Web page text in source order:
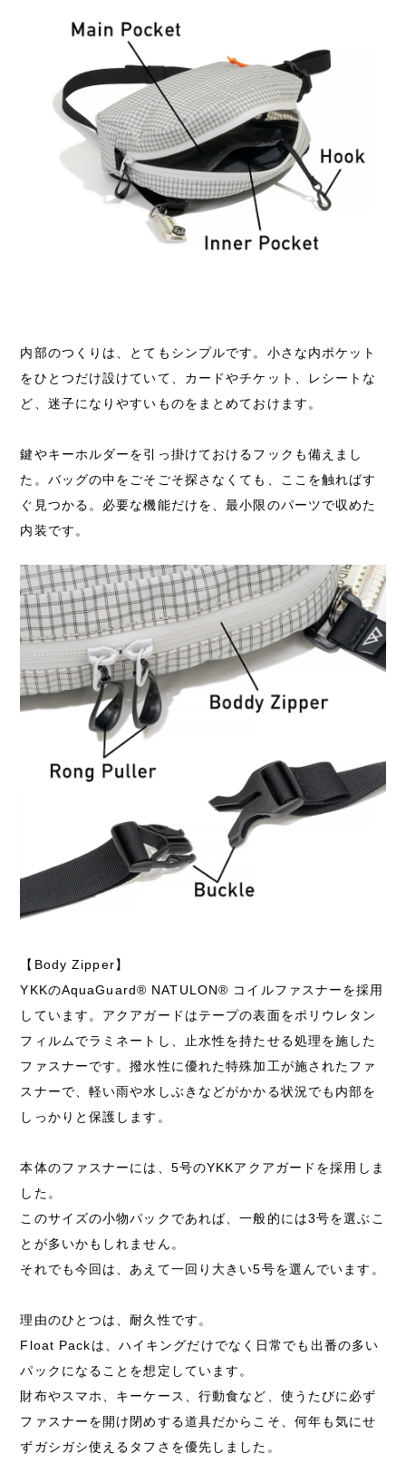
内部のつくりは、とてもシンプルです。小さな内ポケット
をひとつだけ設けていて、カードやチケット、レシートな
ど、迷子になりやすいものをまとめておけます。
鍵やキーホルダーを引っ掛けておけるフックも備えまし
た。バッグの中をごそごそ探さなくても、ここを触ればす
ぐ見つかる。必要な機能だけを、最小限のパーツで収めた
内装です。
【Body Zipper】
YKKのAquaGuard® NATULON® コイルファスナーを採用
しています。アクアガードはテープの表面をポリウレタン
フィルムでラミネートし、止水性を持たせる処理を施した
ファスナーです。撥水性に優れた特殊加工が施されたファ
スナーで、軽い雨や水しぶきなどがかかる状況でも内部を
しっかりと保護します。
本体のファスナーには、5号のYKKアクアガードを採用しま
した。
このサイズの小物パックであれば、一般的には3号を選ぶこ
とが多いかもしれません。
それでも今回は、あえて一回り大きい5号を選んでいます。
理由のひとつは、耐久性です。
Float Packは、ハイキングだけでなく日常でも出番の多い
パックになることを想定しています。
財布やスマホ、キーケース、行動食など、使うたびに必ず
ファスナーを開け閉めする道具だからこそ、何年も気にせ
ずガシガシ使えるタフさを優先しました。